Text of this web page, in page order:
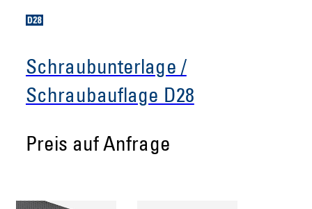
Schraubunterlage /
Schraubauflage D28
Preis auf Anfrage